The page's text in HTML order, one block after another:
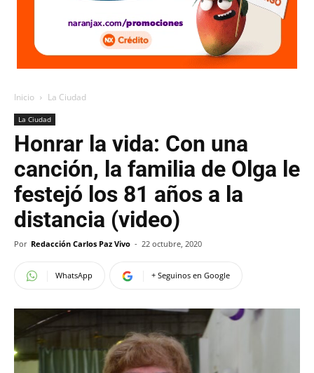
Inicio La Ciudad
La Ciudad
Honrar la vida: Con una
canción, la familia de Olga le
festejó los 81 años a la
distancia (video)
Por Redacción Carlos Paz Vivo - 22 octubre, 2020
WhatsApp + Seguinos en Google